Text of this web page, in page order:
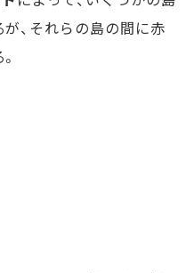
、それらの島の間に赤